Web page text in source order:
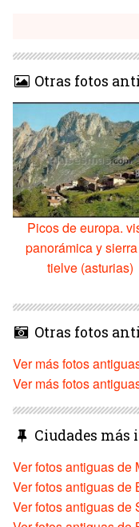
Otras fotos
Picos de europa.
panorámica y
tielve (asturias)
Otras fotos
Ver más fotos
Ver más fotos
Ciudades más
Ver fotos antiguas de
Ver fotos antiguas de
Ver fotos antiguas de